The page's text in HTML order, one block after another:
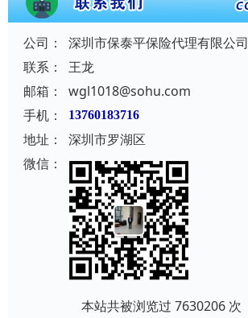
公司：
深圳市保泰平保险代理有限公司
联系：
王龙
邮箱：
wgl1018@sohu.com
手机：
13760183716
地址：
深圳市罗湖区
微信：
本站共被浏览过 7630206 次